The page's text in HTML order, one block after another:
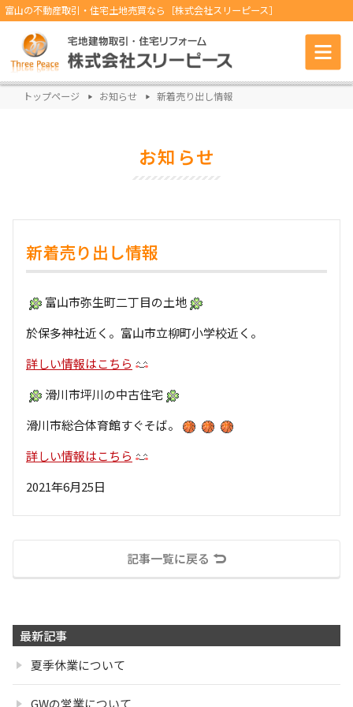
富山の不動産取引・住宅土地売買なら［株式会社スリーピース］
トップページ お知らせ 新着売り出し情報
お知らせ
新着売り出し情報
富山市弥生町二丁目の土地
於保多神社近く。富山市立柳町小学校近く。
詳しい情報はこちら
滑川市坪川の中古住宅
滑川市総合体育館すぐそば。
詳しい情報はこちら
2021年6月25日
記事一覧に戻る
最新記事
夏季休業について
GWの営業について